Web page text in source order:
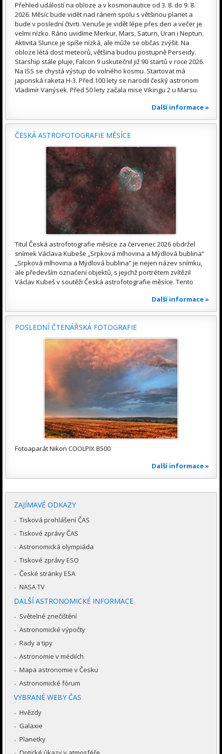
Přehled událostí na obloze a v kosmonautice od 3. 8. do 9. 8.
2026. Měsíc bude vidět nad ránem spolu s většinou planet a
bude v poslední čtvrti. Venuše je vidět lépe přes den a večer je
velmi nízko. Ráno uvidíme Merkur, Mars, Saturn, Uran i Neptun.
Aktivita Slunce je spíše nízká, ale může se občas zvýšit. Na
obloze létá dost meteorů, většina budou postupně Perseidy.
Starship stále pluje, Falcon 9 uskutečnil již 90 startů v roce 2026.
Na ISS se chystá výstup do volného kosmu. Startovat má
japonská raketa H-3. Před 100 lety se narodil český astronom
Vladimír Vanýsek. Před 50 lety začala mise Vikingu 2 u Marsu.
Další informace »
ČESKÁ ASTROFOTOGRAFIE MĚSÍCE
Titul Česká astrofotografie měsíce za červenec 2026 obdržel
snímek Václava Kubeše „Srpková mlhovina a Mýdlová bublina“
„Srpková mlhovina a Mýdlová bublina“ je nejen název snímku,
ale především označení objektů, s jejichž portrétem zvítězil
Václav Kubeš v soutěži Česká astrofotografie měsíce. Tento
Další informace »
POSLEDNÍ ČTENÁŘSKÁ FOTOGRAFIE
Fotoaparát Nikon COOLPIX B500
Další informace »
ZAJÍMAVÉ ODKAZY
Tisková prohlášení ČAS
Tiskové zprávy ČAS
Astronomická olympiáda
Tiskové zprávy ESO
České stránky ESA
NASA TV
DALŠÍ ASTRONOMICKÉ INFORMACE
Světelné znečištění
Astronomické výpočty
Rady a tipy
Astronomie v médiích
Mapa astronomie v Česku
Astronomické fórum
VYBRANÉ WEBY ČAS
Hvězdy
Galaxie
Planetky